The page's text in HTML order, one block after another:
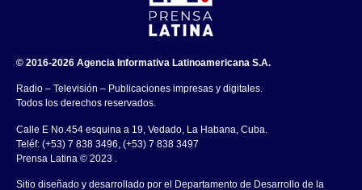
© 2016-2026 Agencia Informativa Latinoamericana S.A.
Radio – Televisión – Publicaciones impresas y digitales.
Todos los derechos reservados.
Calle E No.454 esquina a 19, Vedado, La Habana, Cuba.
Teléf: (+53) 7 838 3496, (+53) 7 838 3497
Prensa Latina © 2023 .
Sitio diseñado y desarrollado por el Departamento de Desarrollo de la